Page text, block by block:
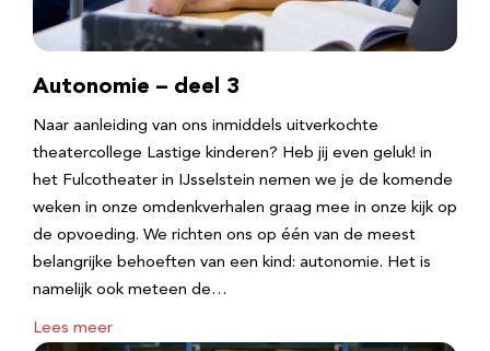
Autonomie – deel 3
Naar aanleiding van ons inmiddels uitverkochte
theatercollege Lastige kinderen? Heb jij even geluk! in
het Fulcotheater in IJsselstein nemen we je de komende
weken in onze omdenkverhalen graag mee in onze kijk op
de opvoeding. We richten ons op één van de meest
belangrijke behoeften van een kind: autonomie. Het is
namelijk ook meteen de…
Lees meer